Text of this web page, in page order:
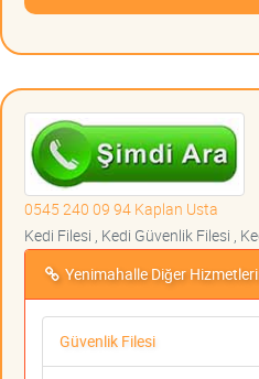
0545 240 09 94 Kaplan Usta
Kedi Filesi , Kedi Güvenlik Filesi ,
Yenimahalle Diğer
Güvenlik Filesi